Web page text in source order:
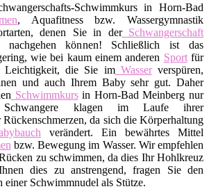
Schwimmkurs in Horn-Bad
, Aquafitness bzw. Wassergymnastik
denen Sie in derSchwangerschaft
nachgehen können! Schließlich ist das
wie bei kaum einem anderen Sportfür
Leichtigkeit, die Sie imWasserverspüren,
und auch Ihrem Baby sehr gut. Daher
Schwimmkursin Horn-Bad Meinberg nur
Schwangere klagen im Laufe ihrer
Rückenschmerzen, da sich die Körperhaltung
verändert. Ein bewährtes Mittel
bzw. Bewegung im Wasser. Wir empfehlen
zu schwimmen, da dies Ihr Hohlkreuz
dies zu anstrengend, fragen Sie den
einer Schwimmnudel als Stütze.